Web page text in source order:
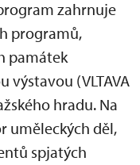
zahrnuje
programů,
památek
(VLTAVA
hradu. Na
uměleckých děl,
spjatých